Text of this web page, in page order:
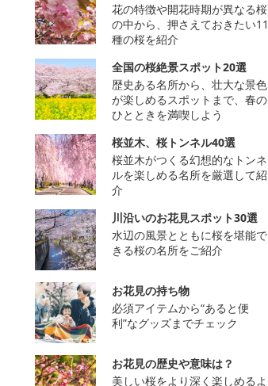
花の特徴や開花時期が異なる桜
の中から、押さえておきたい11
種の桜を紹介
全国の桜絶景スポット20選
歴史ある名所から、壮大な景色
が楽しめるスポットまで、春の
ひとときを満喫しよう
桜並木、桜トンネル40選
桜並木がつくる幻想的なトンネ
ルを楽しめる名所を厳選して紹
介
川沿いのお花見スポット30選
水辺の風景とともに桜を堪能で
きる桜の名所をご紹介
お花見の持ち物
必須アイテムから“あると便
利”なグッズまでチェック
お花見の歴史や意味は？
美しい桜をより深く楽しめるよ